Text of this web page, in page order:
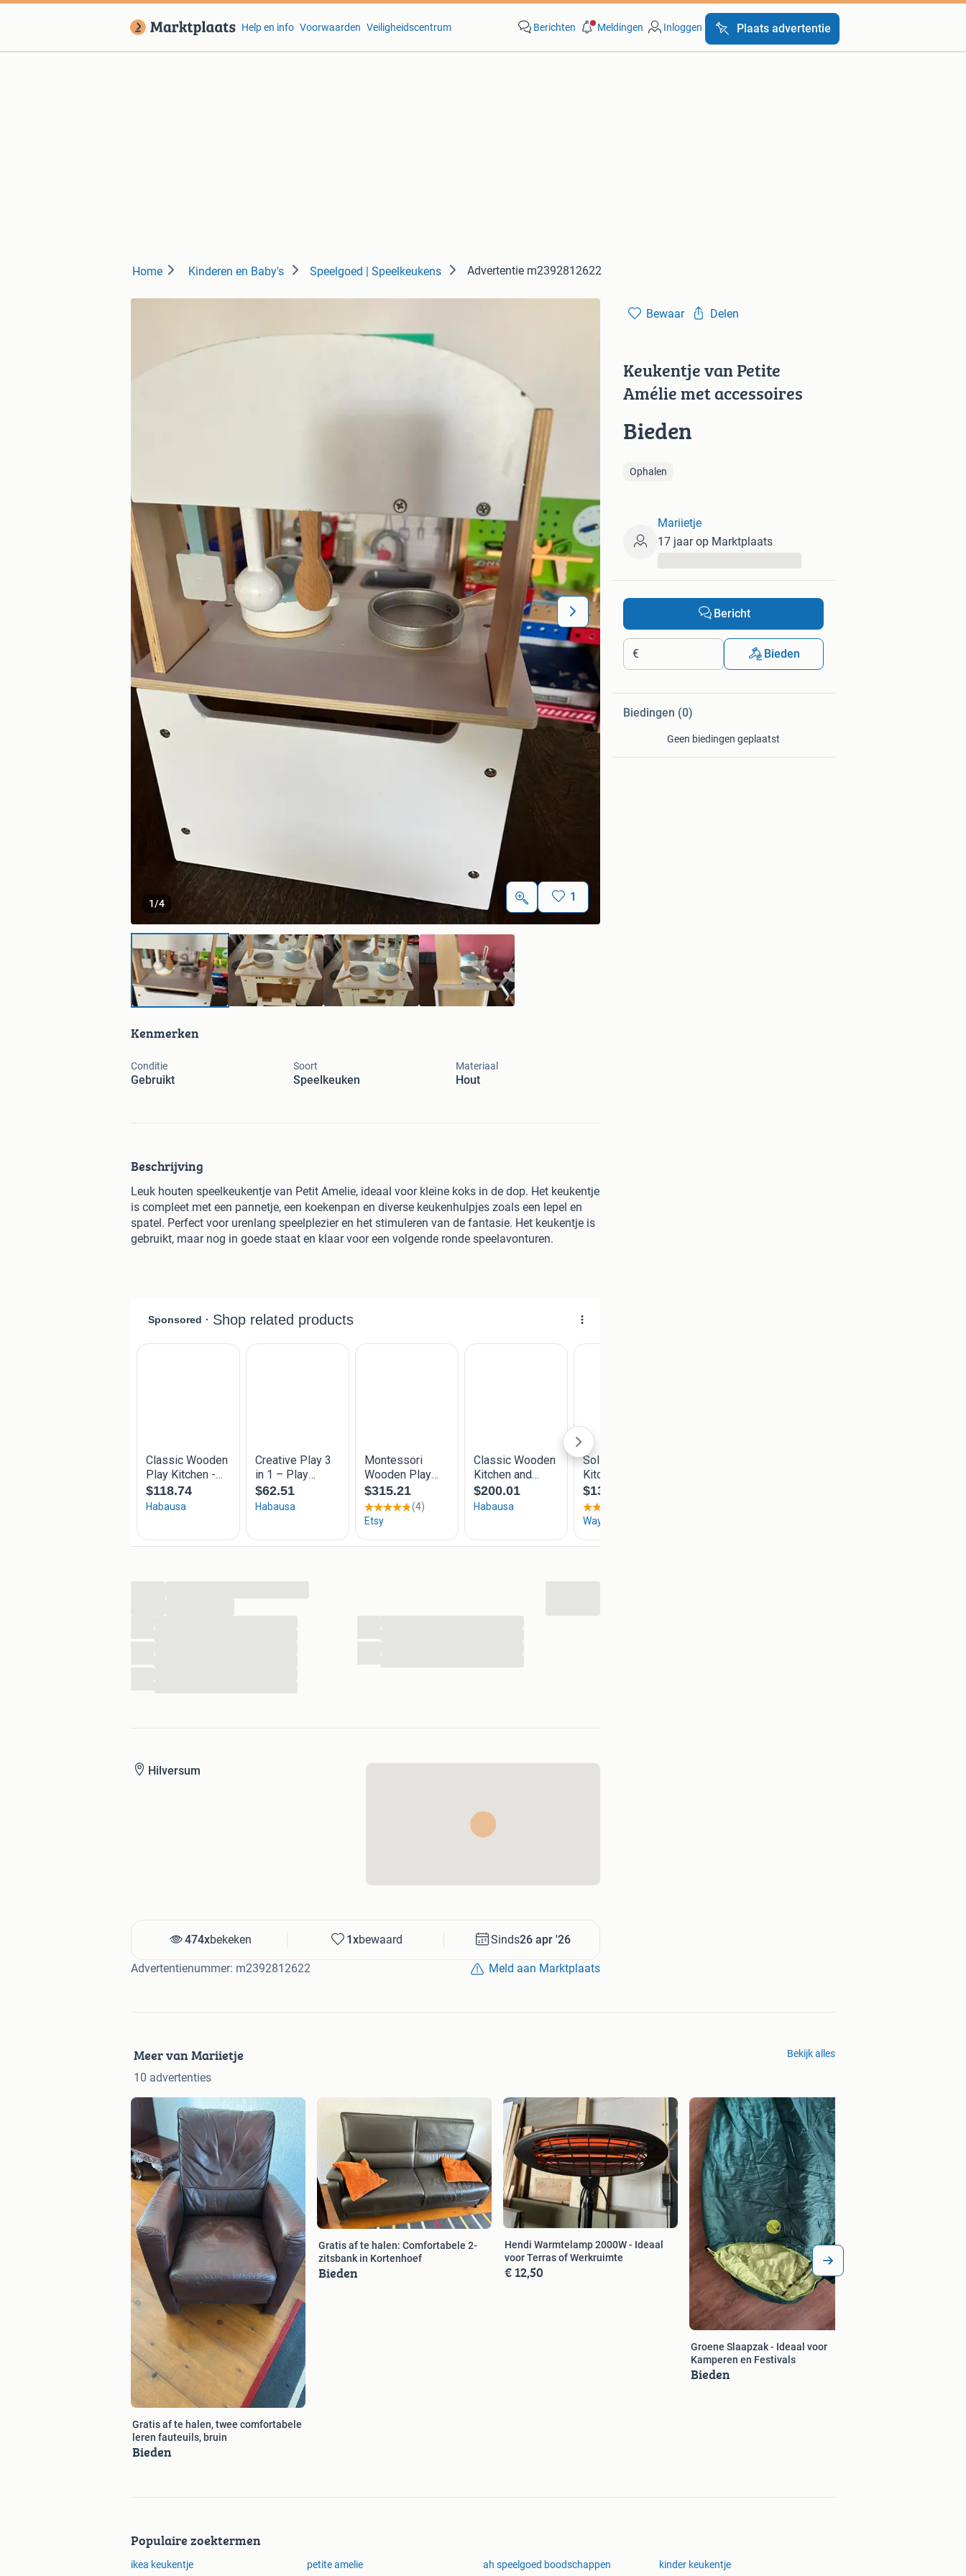
Help en info Voorwaarden Veiligheidscentrum Berichten Meldingen Inloggen Plaats advertentie
Home Kinderen en Baby's Speelgoed | Speelkeukens Advertentie m2392812622
1/4 1
Kenmerken
Conditie
Gebruikt
Soort
Speelkeuken
Materiaal
Hout
Beschrijving
Leuk houten speelkeukentje van Petit Amelie, ideaal voor kleine koks in de dop. Het keukentje
is compleet met een pannetje, een koekenpan en diverse keukenhulpjes zoals een lepel en
spatel. Perfect voor urenlang speelplezier en het stimuleren van de fantasie. Het keukentje is
gebruikt, maar nog in goede staat en klaar voor een volgende ronde speelavonturen.
Hilversum
474xbekeken 1xbewaard Sinds26 apr '26
Advertentienummer: m2392812622 Meld aan Marktplaats
Bewaar Delen
Keukentje van Petite
Amélie met accessoires
Bieden
Ophalen
Mariietje
17 jaar op Marktplaats
Bericht
€ Bieden
Biedingen (0)
Geen biedingen geplaatst
Meer van Mariietje
10 advertenties
Bekijk alles
Gratis af te halen, twee comfortabele
leren fauteuils, bruin
Bieden
Gratis af te halen: Comfortabele 2-
zitsbank in Kortenhoef
Bieden
Hendi Warmtelamp 2000W - Ideaal
voor Terras of Werkruimte
€ 12,50
Groene Slaapzak - Ideaal voor
Kamperen en Festivals
Bieden
Populaire zoektermen
ikea keukentje petite amelie ah speelgoed boodschappen kinder keukentje